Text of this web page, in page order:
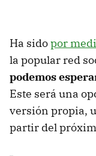
Ha sidopor
la popular red
podemos
Este será una
versión propia,
partir del